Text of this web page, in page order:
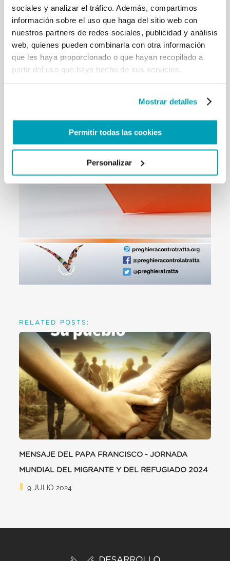
sociales y analizar el tráfico. Además, compartimos
información sobre el uso que haga del sitio web con
nuestros partners de redes sociales, publicidad y análisis
web, quienes pueden combinarla con otra información
que les haya proporcionado o que hayan recopilado a
partir del uso que haya hecho de sus servicios.
Mostrar detalles
Permitir todas las cookies
Personalizar
RELATED POSTS:
MENSAJE DEL PAPA FRANCISCO - JORNADA
MUNDIAL DEL MIGRANTE Y DEL REFUGIADO 2024
9 JULIO 2024